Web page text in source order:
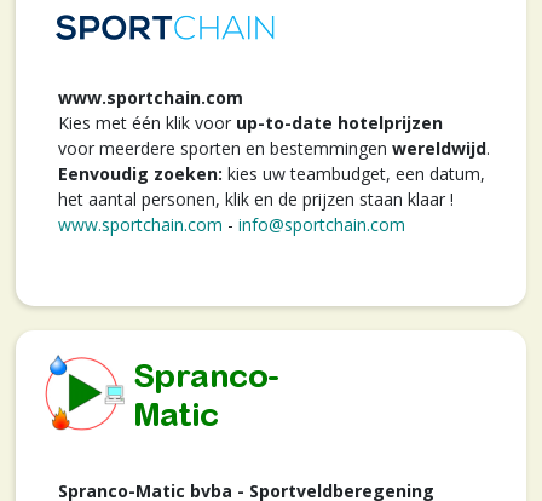
www.sportchain.com
Kies met één klik voor up-to-date hotelprijzen
voor meerdere sporten en bestemmingen wereldwijd.
Eenvoudig zoeken: kies uw teambudget, een datum,
het aantal personen, klik en de prijzen staan klaar !
www.sportchain.com - info@sportchain.com
Spranco-Matic bvba - Sportveldberegening